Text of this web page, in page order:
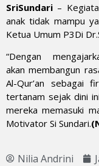
SriSundari –
anak tidak mampu
Ketua Umum P3Di
“Dengan
akan membangun
Al-Qur’an sebagai
tertanam sejak dini
mereka memasuki
Motivator Si Sundari.
Nilia Andrini